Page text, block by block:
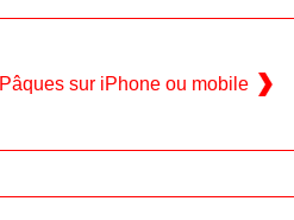
Pâques sur iPhone ou mobile